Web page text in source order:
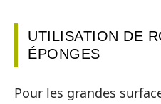
UTILISATION DE
ÉPONGES
Pour les grandes